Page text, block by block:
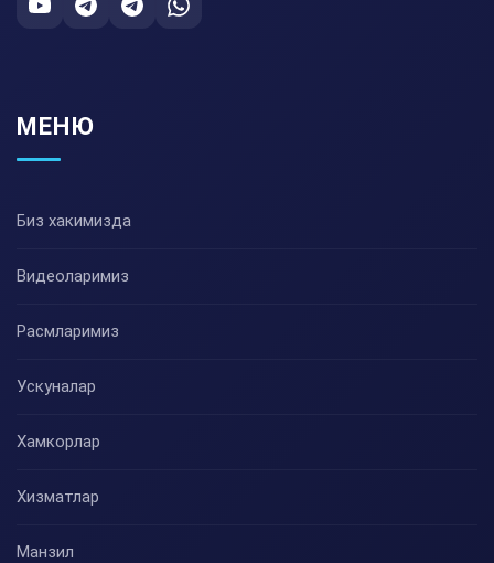
МЕНЮ
Биз хакимизда
Видеоларимиз
Расмларимиз
Ускуналар
Хамкорлар
Хизматлар
Манзил